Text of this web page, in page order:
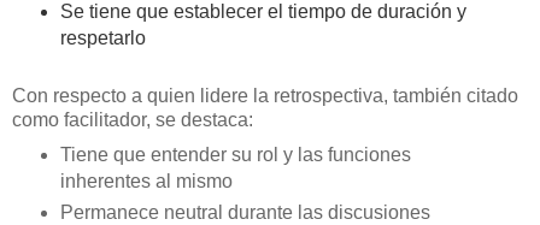
Se tiene que establecer el tiempo de duración y
respetarlo
Con respecto a quien lidere la retrospectiva, también citado
como facilitador, se destaca:
Tiene que entender su rol y las funciones
inherentes al mismo
Permanece neutral durante las discusiones